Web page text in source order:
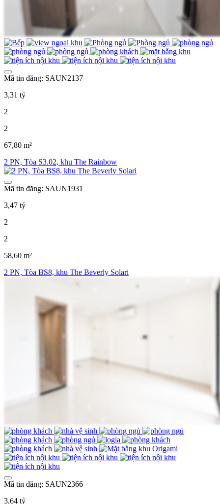
Mã tin đăng: SAUN2137
3,31 tỷ
2
2
67,80 m²
2 PN, Tòa S3.02, khu The Rainbow
Mã tin đăng: SAUN1931
3,47 tỷ
2
2
58,60 m²
2 PN, Tòa BS8, khu The Beverly Solari
Mã tin đăng: SAUN2366
3,64 tỷ